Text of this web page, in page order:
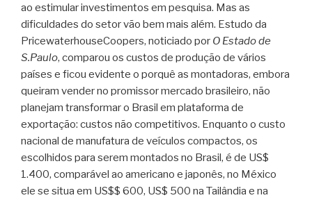
ao estimular investimentos em pesquisa. Mas as
dificuldades do setor vão bem mais além. Estudo da
PricewaterhouseCoopers, noticiado por O Estado de
S.Paulo, comparou os custos de produção de vários
países e ficou evidente o porquê as montadoras, embora
queiram vender no promissor mercado brasileiro, não
planejam transformar o Brasil em plataforma de
exportação: custos não competitivos. Enquanto o custo
nacional de manufatura de veículos compactos, os
escolhidos para serem montados no Brasil, é de US$
1.400, comparável ao americano e japonês, no México
ele se situa em US$$ 600, US$ 500 na Tailândia e na